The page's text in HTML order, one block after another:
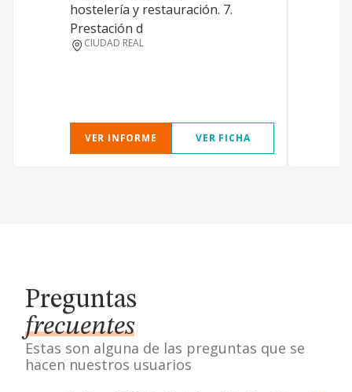
hostelería y restauración. 7.
Prestación d
CIUDAD REAL
VER INFORME VER FICHA
Preguntas
frecuentes
Estas son alguna de las preguntas que se
hacen nuestros usuarios